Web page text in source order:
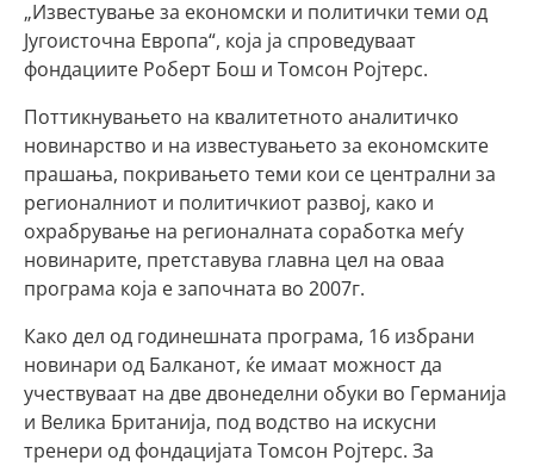
„Известување за економски и политички теми од
Југоисточна Европа“, која ја спроведуваат
фондациите Роберт Бош и Томсон Ројтерс.
Поттикнувањето на квалитетното аналитичко
новинарство и на известувањето за економските
прашања, покривањето теми кои се централни за
регионалниот и политичкиот развој, како и
охрабрување на регионалната соработка меѓу
новинарите, претставува главна цел на оваа
програма која е започната во 2007г.
Како дел од годинешната програма, 16 избрани
новинари од Балканот, ќе имаат можност да
учествуваат на две двонеделни обуки во Германија
и Велика Британија, под водство на искусни
тренери од фондацијата Томсон Ројтерс. За